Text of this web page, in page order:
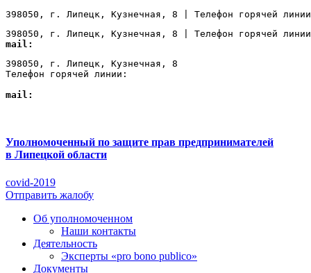
398050, г. Липецк, Кузнечная, 8 | Телефон горячей
398050, г. Липецк, Кузнечная, 8 | Телефон горячей
mail:
398050, г. Липецк, Кузнечная, 8
Телефон горячей линии:
mail:
Уполномоченный по защите прав предпринимателей
в Липецкой области
covid-2019
Отправить жалобу
Об уполномоченном
Наши контакты
Деятельность
Эксперты «pro bono publico»
Документы